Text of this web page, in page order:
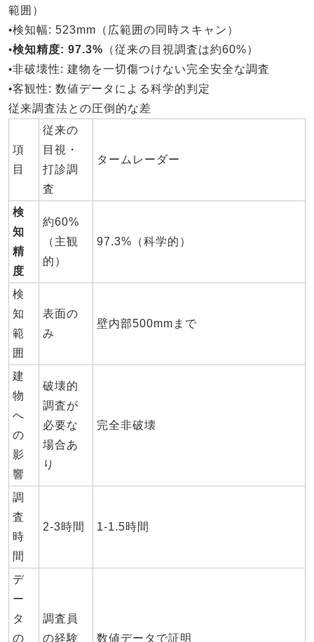
範囲）
•検知幅: 523mm（広範囲の同時スキャン）
•検知精度: 97.3% （従来の目視調査は約60%）
•非破壊性: 建物を一切傷つけない完全安全な調査
•客観性: 数値データによる科学的判定
従来調査法との圧倒的な差
項
目
従来の
目視・
打診調
査
タームレーダー
検
知
精
度
約60%
（主観
的）
97.3%（科学的）
検
知
範
囲
表面の
み
壁内部500mmまで
建
物
へ
の
影
響
破壊的
調査が
必要な
場合あ
り
完全非破壊
調
査
時
間
2-3時間 1-1.5時間
デ
ー
タ
の
調査員
の経験
数値データで証明